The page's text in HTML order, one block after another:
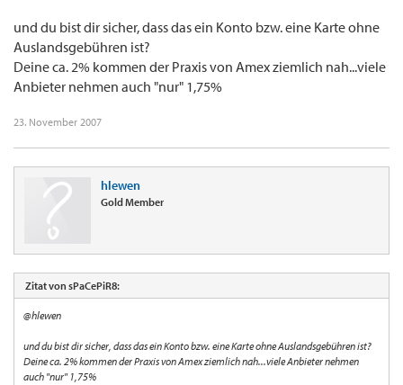
und du bist dir sicher, dass das ein Konto bzw. eine Karte ohne
Auslandsgebühren ist?
Deine ca. 2% kommen der Praxis von Amex ziemlich nah...viele
Anbieter nehmen auch "nur" 1,75%
23. November 2007
hlewen
Gold Member
Zitat von sPaCePiR8:
@hlewen
und du bist dir sicher, dass das ein Konto bzw. eine Karte ohne Auslandsgebühren ist?
Deine ca. 2% kommen der Praxis von Amex ziemlich nah...viele Anbieter nehmen
auch "nur" 1,75%